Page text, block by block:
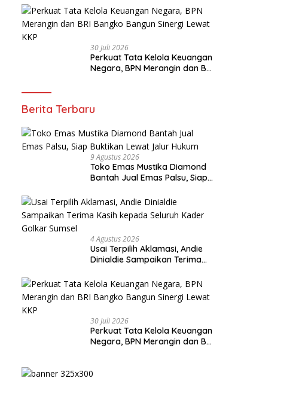
Golkar Sumsel
30 Juli 2026
Perkuat Tata Kelola Keuangan
Negara, BPN Merangin dan BRI
Berita Terbaru
9 Agustus 2026
Toko Emas Mustika Diamond
Bantah Jual Emas Palsu, Siap
4 Agustus 2026
Usai Terpilih Aklamasi, Andie
Dinialdie Sampaikan Terima
Golkar Sumsel
30 Juli 2026
Perkuat Tata Kelola Keuangan
Negara, BPN Merangin dan BRI